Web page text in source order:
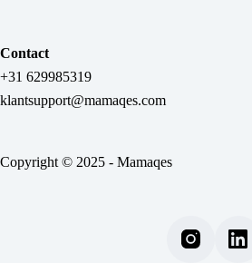
Contact
+31 629985319
klantsupport@mamaqes.com
Copyright © 2025 - Mamaqes